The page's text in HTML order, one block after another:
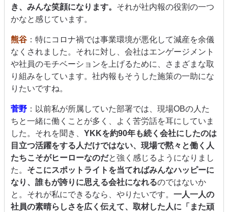
き、みんな笑顔になります。 それが社内報の役割の一つ
かなと感じています。
熊谷 ：特にコロナ禍では事業環境が悪化して減産を余儀
なくされました。それに対し、会社はエンゲージメント
や社員のモチベーションを上げるために、さまざまな取
り組みをしています。社内報もそうした施策の一助にな
りたいですね。
菅野 ：以前私が所属していた部署では、現場OBの人た
ちと一緒に働くことが多く、よく苦労話を耳にしていま
した。それを聞き、 YKKを約90年も続く会社にしたのは
目立つ活躍をする人だけではない、現場で黙々と働く人
たちこそがヒーローなのだと強く感じるようになりまし
た。 そこにスポットライトを当てればみんなハッピーに
なり、誰もが誇りに思える会社になれるのではないか
と。それが私にできるなら、やりたいです。 一人一人の
社員の素晴らしさを広く伝えて、取材した人に「また頑